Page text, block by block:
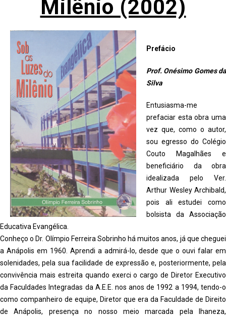
Milênio (2002)
Prefácio
Prof. Onésimo Gomes da
Silva
Entusiasma-me
prefaciar esta obra uma
vez que, como o autor,
sou egresso do Colégio
Couto Magalhães e
beneficiário da obra
idealizada pelo Ver.
Arthur Wesley Archibald,
pois ali estudei como
bolsista da Associação
Educativa Evangélica.
Conheço o Dr. Olímpio Ferreira Sobrinho há muitos anos, já que cheguei
a Anápolis em 1960. Aprendi a admirá-lo, desde que o ouvi falar em
solenidades, pela sua facilidade de expressão e, posteriormente, pela
convivência mais estreita quando exerci o cargo de Diretor Executivo
da Faculdades Integradas da A.E.E. nos anos de 1992 a 1994, tendo-o
como companheiro de equipe, Diretor que era da Faculdade de Direito
de Anápolis, presença no nosso meio marcada pela lhaneza,